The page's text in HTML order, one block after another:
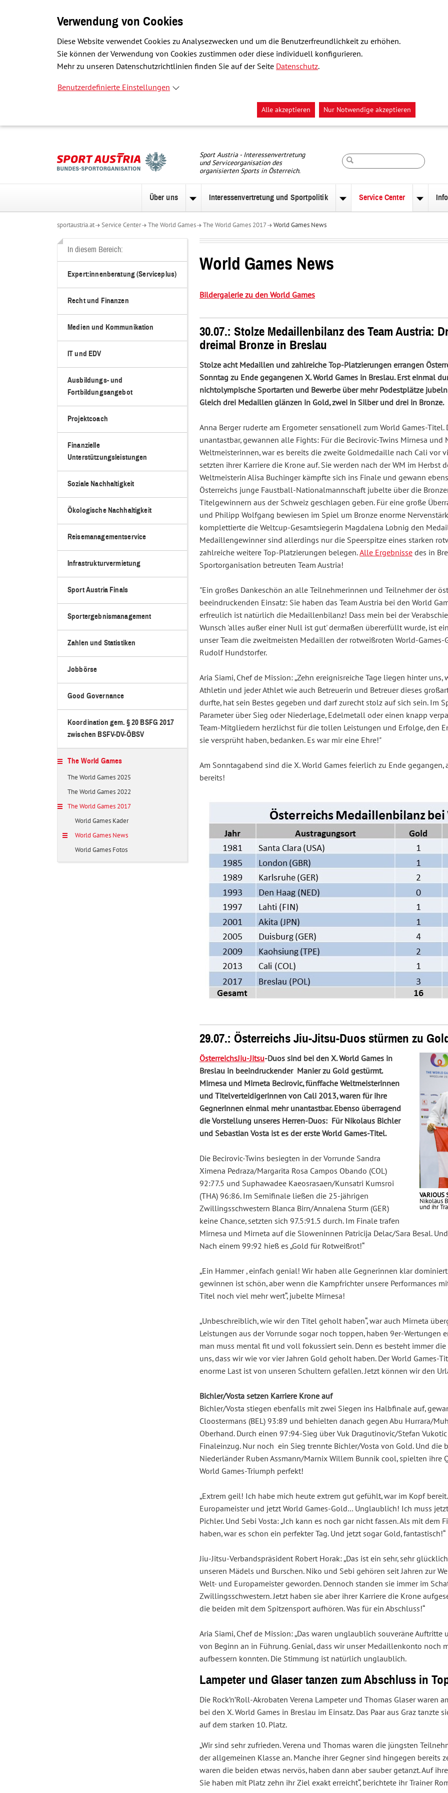
Verwendung von Cookies
Diese Website verwendet Cookies zu Analysezwecken und um die Benutzerfreundlichkeit zu erhöhen.
Sie können der Verwendung von Cookies zustimmen oder diese individuell konfigurieren.
Mehr zu unseren Datenschutzrichtlinien finden Sie auf der Seite Datenschutz.
Benutzerdefinierte Einstellungen
Alle akzeptieren Nur Notwendige akzeptieren
Sport Austria - Interessenvertretung
und Serviceorganisation des
organisierten Sports in Österreich.
Über uns
Über
Interessenvertretung und Sportpolitik Service Center
sportaustria.at Service Center The World Games The World Games 2017 World Games News
In diesem Bereich:
Expert:innenberatung (Serviceplus)
Recht und Finanzen
Medien und Kommunikation
IT und EDV
Ausbildungs- und
Fortbildungsangebot
Projektcoach
Finanzielle
Unterstützungsleistungen
Soziale Nachhaltigkeit
Ökologische Nachhaltigkeit
Reisemanagementservice
Infrastrukturvermietung
Sport Austria Finals
Sportergebnismanagement
Zahlen und Statistiken
Jobbörse
Good Governance
Koordination gem. § 20 BSFG 2017
zwischen BSFV-DV-ÖBSV
The World Games
The World Games 2025
The World Games 2022
The World Games 2017
World Games Kader
World Games News
World Games Fotos
World Games News
Bildergalerie zu den World Games
30.07.: Stolze Medaillenbilanz des Team Austria:
dreimal Bronze in Breslau
Stolze acht Medaillen und zahlreiche Top-Platzierungen errangen
Sonntag zu Ende gegangenen X. World Games in Breslau. Erst einmal
nichtolympische Sportarten und Bewerbe über mehr Podestplätze
Gleich drei Medaillen glänzen in Gold, zwei in Silber und drei in Bronze.
Anna Berger ruderte am Ergometer sensationell zum World Games-
unantastbar, gewannen alle Fights: Für die Becirovic-Twins Mirnesa und
Weltmeisterinnen, war es bereits die zweite Goldmedaille nach Cali vor
setzten ihrer Karriere die Krone auf. Sie werden nach der WM im Herbst
Weltmeisterin Alisa Buchinger kämpfte sich ins Finale und gewann
Österreichs junge Faustball-Nationalmannschaft jubelte über die
Titelgewinnern aus der Schweiz geschlagen geben. Für eine große
und Philipp Wolfgang bewiesen im Spiel um Bronze enorme
komplettierte die Weltcup-Gesamtsiegerin Magdalena Lobnig den
Medaillengewinner sind allerdings nur die Speerspitze eines starken
zahlreiche weitere Top-Platzierungen belegen.Alle Ergebnisse des in
Sportorganisation betreuten Team Austria!
"Ein großes Dankeschön an alle Teilnehmerinnen und Teilnehmer der
beeindruckenden Einsatz: Sie haben das Team Austria bei den World
erfreulich ist natürlich die Medaillenbilanz! Dass mein bei der
Wunsch 'alles außer einer Null ist gut' dermaßen übererfüllt wurde, ist
unser Team die zweitmeisten Medaillen der rotweißroten World-Games-
Rudolf Hundstorfer.
Aria Siami, Chef de Mission: „Zehn ereignisreiche Tage liegen hinter
Athletin und jeder Athlet wie auch Betreuerin und Betreuer dieses
durfte, hat sein Bestes gegeben und darf zurecht stolz auf sich sein. Im
Parameter über Sieg oder Niederlage, Edelmetall oder einen knapp
Team-Mitgliedern herzlichst für die tollen Leistungen und Erfolge, den
sie versprüht haben, bedanken. Es war mir eine Ehre!"
Am Sonntagabend sind die X. World Games feierlich zu Ende
bereits!
29.07.: Österreichs Jiu-Jitsu-Duos stürmen zu
VARIOUS
Nikolaus
und ihr
ÖsterreichsJiu-Jitsu-Duos sind bei den X. World Games in
Breslau in beeindruckender Manier zu Gold gestürmt.
Mirnesa und Mirneta Becirovic, fünffache Weltmeisterinnen
und Titelverteidigerinnen von Cali 2013, waren für ihre
Gegnerinnen einmal mehr unantastbar. Ebenso überragend
die Vorstellung unseres Herren-Duos: Für Nikolaus Bichler
und Sebastian Vosta ist es der erste World Games-Titel.
Die Becirovic-Twins besiegten in der Vorrunde Sandra
Ximena Pedraza/Margarita Rosa Campos Obando (COL)
92:77.5 und Suphawadee Kaeosrasaen/Kunsatri Kumsroi
(THA) 96:86. Im Semifinale ließen die 25-jährigen
Zwillingsschwestern Blanca Birn/Annalena Sturm (GER)
keine Chance, setzten sich 97.5:91.5 durch. Im Finale trafen
Mirnesa und Mirneta auf die Sloweninnen Patricija Delac/Sara Besal.
Nach einem 99:92 hieß es „Gold für Rotweißrot!“
„Ein Hammer , einfach genial! Wir haben alle Gegnerinnen klar
gewinnen ist schön, aber wenn die Kampfrichter unsere Performances
Titel noch viel mehr wert“, jubelte Mirnesa!
„Unbeschreiblich, wie wir den Titel geholt haben“, war auch Mirneta
Leistungen aus der Vorrunde sogar noch toppen, haben 9er-Wertungen
man muss mental fit und voll fokussiert sein. Denn es besteht immer die
uns, dass wir wie vor vier Jahren Gold geholt haben. Der World Games-
enorme Last ist von unseren Schultern gefallen. Jetzt können wir den
Bichler/Vosta setzen Karriere Krone auf
Bichler/Vosta stiegen ebenfalls mit zwei Siegen ins Halbfinale auf,
Cloostermans (BEL) 93:89 und behielten danach gegen Abu Hurrara/
Oberhand. Durch einen 97:94-Sieg über Vuk Dragutinovic/Stefan
Finaleinzug. Nur noch ein Sieg trennte Bichler/Vosta von Gold. Und die
Niederländer Ruben Assmann/Marnix Willem Bunnik cool, spielten ihre
World Games-Triumph perfekt!
„Extrem geil! Ich habe mich heute extrem gut gefühlt, war im Kopf
Europameister und jetzt World Games-Gold… Unglaublich! Ich muss
Pichler. Und Sebi Vosta: „Ich kann es noch gar nicht fassen. Als mit
haben, war es schon ein perfekter Tag. Und jetzt sogar Gold, fantastisch!“
Jiu-Jitsu-Verbandspräsident Robert Horak: „Das ist ein sehr, sehr
unseren Mädels und Burschen. Niko und Sebi gehören seit Jahren zur
Welt- und Europameister geworden. Dennoch standen sie immer im
Zwillingsschwestern. Jetzt haben sie aber ihrer Karriere die Krone
die beiden mit dem Spitzensport aufhören. Was für ein Abschluss!“
Aria Siami, Chef de Mission: „Das waren unglaublich souveräne Auftritte
von Beginn an in Führung. Genial, dass wir unser Medaillenkonto noch
aufbessern konnten. Die Stimmung ist natürlich unglaublich.
Lampeter und Glaser tanzen zum Abschluss in
Die Rock’n’Roll-Akrobaten Verena Lampeter und Thomas Glaser
bei den X. World Games in Breslau im Einsatz. Das Paar aus Graz
auf dem starken 10. Platz.
„Wir sind sehr zufrieden. Verena und Thomas waren die jüngsten
der allgemeinen Klasse an. Manche ihrer Gegner sind hingegen bereits
waren die beiden etwas nervös, haben dann aber sauber getanzt. Auf
Sie haben mit Platz zehn ihr Ziel exakt erreicht“, berichtete ihr Trainer